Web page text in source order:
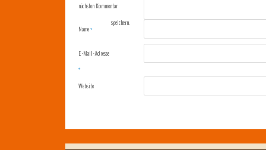
Name*
E-Mail-Adresse
*
Website
nächsten Kommentar
speichern.